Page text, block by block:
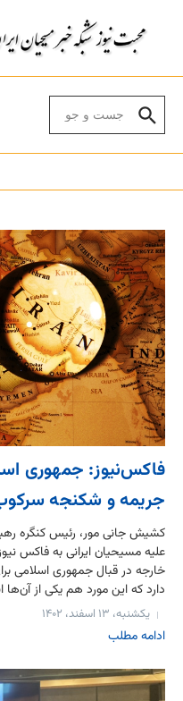
فاکس‌نیوز: جمهوری
جریمه و شکنجه
کشیش جانی مور، رئیس کنگره
علیه مسیحیان ایرانی به فاکس
خارجه در قبال جمهوری اسلامی
دارد که این مورد هم یکی از
یکشنبه، ۱۳ اسفند، ۱۴۰۲
ادامه مطلب